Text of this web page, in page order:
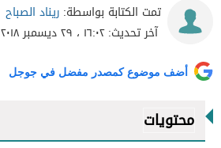
تمت الكتابة بواسطة: ريناد الصباح
آخر تحديث:١٦:٠٢ ، ٢٩ ديسمبر ٢٠١٨
أضف موضوع كمصدر مفضل في جوجل
محتويات